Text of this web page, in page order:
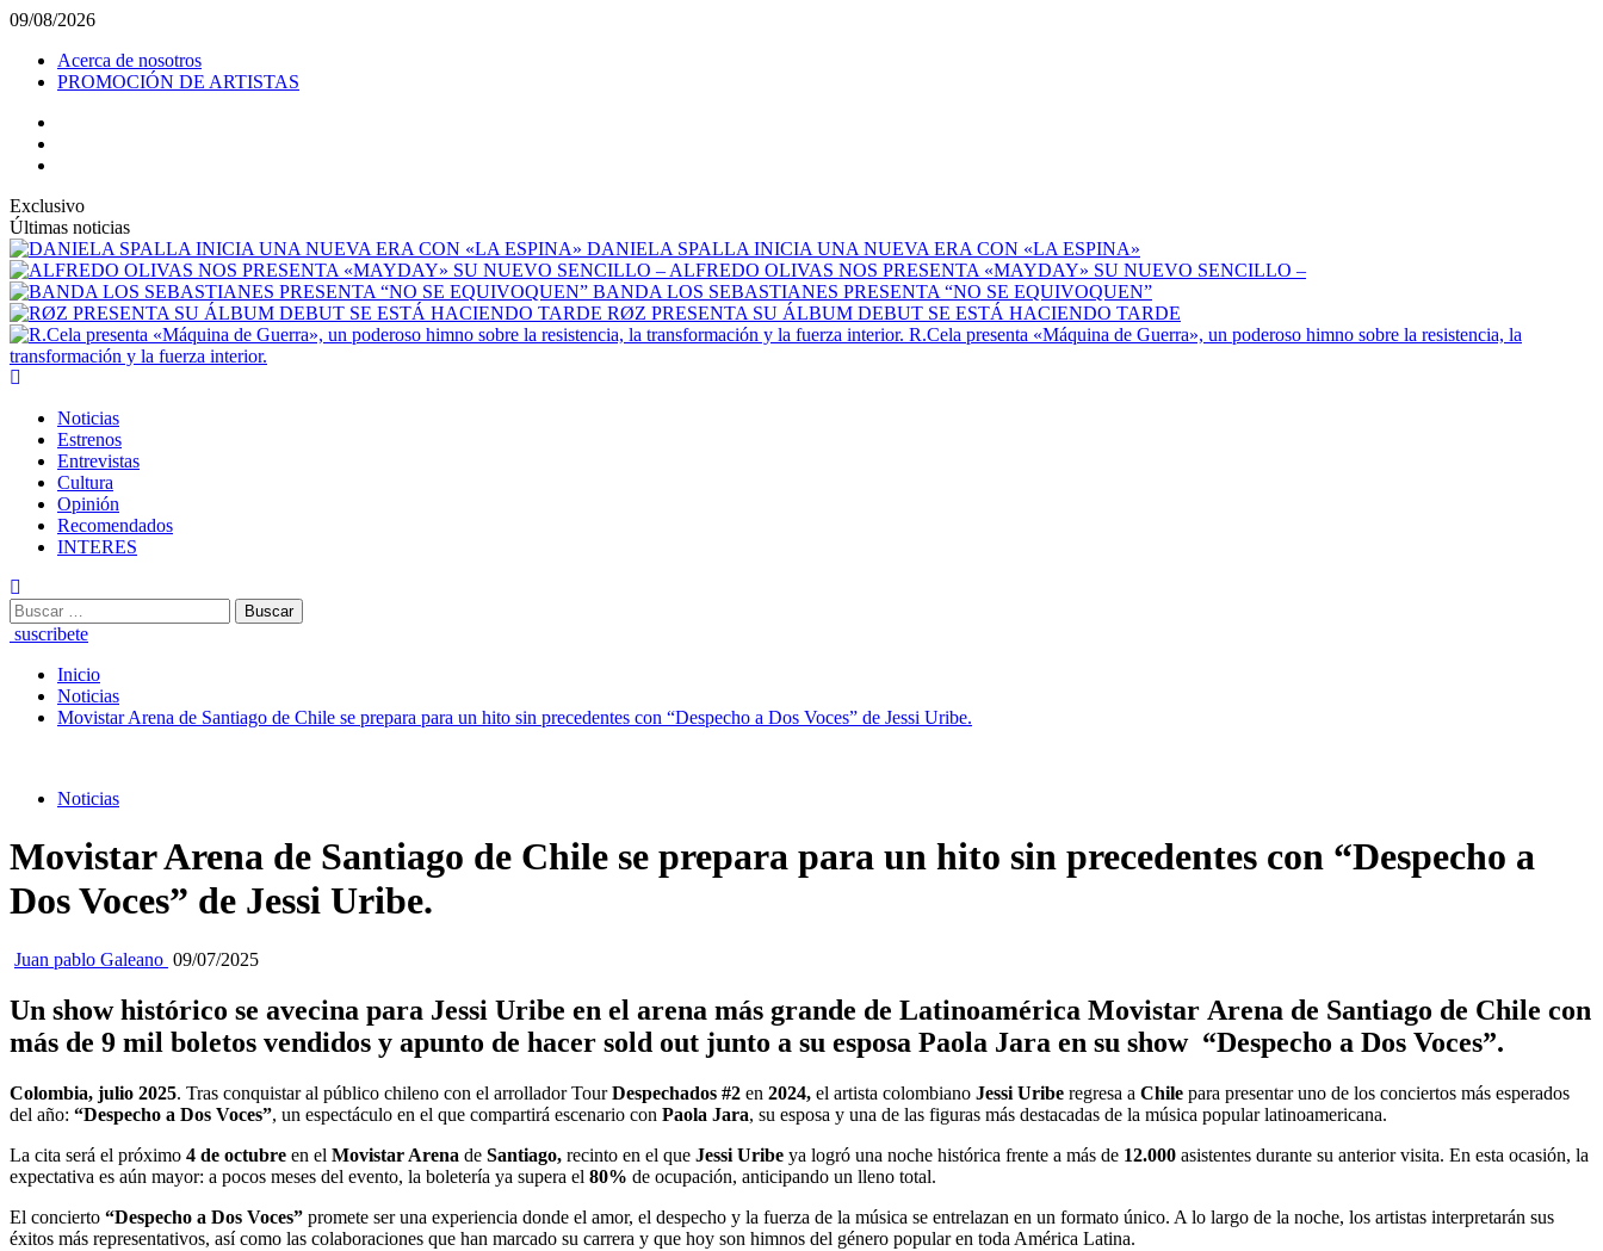
09/08/2026
Acerca de nosotros
PROMOCIÓN DE ARTISTAS
Exclusivo
Últimas noticias
DANIELA SPALLA INICIA UNA NUEVA ERA CON «LA ESPINA»
ALFREDO OLIVAS NOS PRESENTA «MAYDAY» SU NUEVO SENCILLO –
BANDA LOS SEBASTIANES PRESENTA “NO SE EQUIVOQUEN”
RØZ PRESENTA SU ÁLBUM DEBUT SE ESTÁ HACIENDO TARDE
R.Cela presenta «Máquina de Guerra», un poderoso himno sobre la resistencia, la
transformación y la fuerza interior.
Noticias
Estrenos
Entrevistas
Cultura
Opinión
Recomendados
INTERES
suscribete
Inicio
Noticias
Movistar Arena de Santiago de Chile se prepara para un hito sin precedentes con “Despecho a Dos Voces” de Jessi Uribe.
Noticias
Movistar Arena de Santiago de Chile se prepara para un hito sin precedentes con “Despecho a
Dos Voces” de Jessi Uribe.
Juan pablo Galeano 09/07/2025
Un show histórico se avecina para Jessi Uribe en el arena más grande de Latinoamérica Movistar Arena de Santiago de Chile con
más de 9 mil boletos vendidos y apunto de hacer sold out junto a su esposa Paola Jara en su show “Despecho a Dos Voces”.
Colombia, julio 2025. Tras conquistar al público chileno con el arrollador TourDespechados #2 en 2024, el artista colombiano Jessi Uribe regresa a Chile para presentar uno de los conciertos más esperados
del año: “Despecho a Dos Voces”, un espectáculo en el que compartirá escenario con Paola Jara, su esposa y una de las figuras más destacadas de la música popular latinoamericana.
La cita será el próximo 4 de octubre en el Movistar Arena de Santiago, recinto en el que Jessi Uribe ya logró una noche histórica frente a más de 12.000 asistentes durante su anterior visita. En esta ocasión, la
expectativa es aún mayor: a pocos meses del evento, la boletería ya supera el 80% de ocupación, anticipando un lleno total.
El concierto “Despecho a Dos Voces” promete ser una experiencia donde el amor, el despecho y la fuerza de la música se entrelazan en un formato único. A lo largo de la noche, los artistas interpretarán sus
éxitos más representativos, así como las colaboraciones que han marcado su carrera y que hoy son himnos del género popular en toda América Latina.